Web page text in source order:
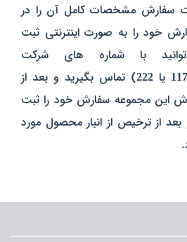
سفارش مشخصات کامل آن را در
خود را به صورت اینترنتی ثبت
با شماره های شرکت
117 یا222) تماس بگیرید و بعد از
این مجموعه سفارش خود را ثبت
از ترخیص از انبار محصول مورد